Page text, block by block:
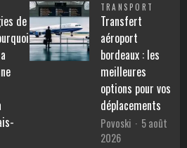
de
TRANSPORT
Transfert
aéroport
bordeaux : les
meilleures
options pour vos
déplacements
Povoski
5 août
2026